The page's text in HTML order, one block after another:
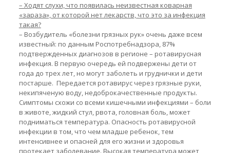
– Ходят слухи, что появилась неизвестная коварная
«зараза», от которой нет лекарств, что это за инфекция
такая?
– Возбудитель «болезни грязных рук» очень даже всем
известный: по данным Роспотребнадзора, 87%
подтвержденных диагнозов в регионе – ротавирусная
инфекция. В первую очередь ей подвержены дети от
года до трех лет, но могут заболеть и груднички и дети
постарше. Передается ротавирус через грязные руки,
некипяченую воду, недоброкачественные продукты.
Симптомы схожи со всеми кишечными инфекциями – боли
в животе, жидкий стул, рвота, головная боль, может
подниматься температура. Опасность ротавирусной
инфекции в том, что чем младше ребенок, тем
интенсивнее и опасней для его жизни и здоровья
протекает заболевание. Высокая температура может